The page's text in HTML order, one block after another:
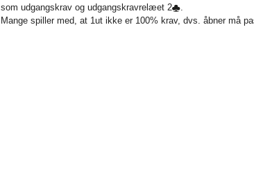
som udgangskrav og udgangskravrelæet 2
.
Mange spiller med, at 1ut ikke er 100% krav, dvs. åbner må